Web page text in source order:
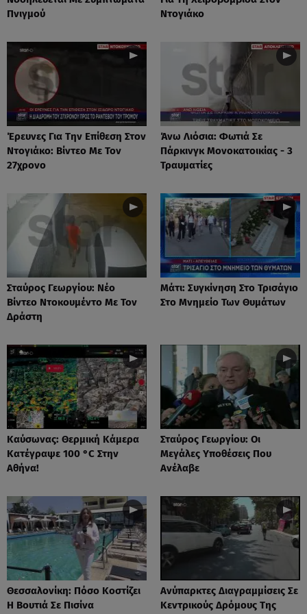
Πνιγμού
Ντογιάκο
Έρευνες Για Την Επίθεση Στον
Ντογιάκο: Βίντεο Με Τον
27χρονο
Άνω Λιόσια: Φωτιά Σε
Πάρκινγκ Μονοκατοικίας - 3
Τραυματίες
Σταύρος Γεωργίου: Νέο
Βίντεο Ντοκουμέντο Με Τον
Δράστη
Μάτι: Συγκίνηση Στο Τρισάγιο
Στο Μνημείο Των Θυμάτων
Καύσωνας: Θερμική Κάμερα
Κατέγραψε 100 °C Στην
Αθήνα!
Σταύρος Γεωργίου: Οι
Μεγάλες Υποθέσεις Που
Ανέλαβε
Θεσσαλονίκη: Πόσο Κοστίζει
Η Βουτιά Σε Πισίνα
Ανύπαρκτες Διαγραμμίσεις Σε
Κεντρικούς Δρόμους Της